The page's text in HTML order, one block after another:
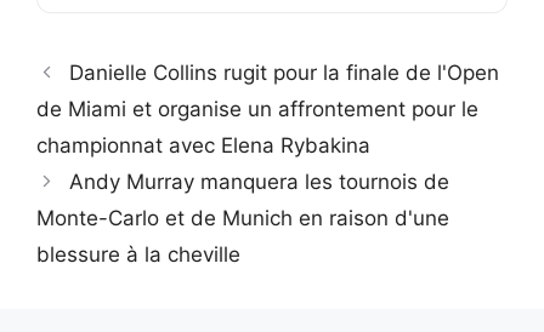
Danielle Collins rugit pour la finale de l'Open
de Miami et organise un affrontement pour le
championnat avec Elena Rybakina
Andy Murray manquera les tournois de
Monte-Carlo et de Munich en raison d'une
blessure à la cheville